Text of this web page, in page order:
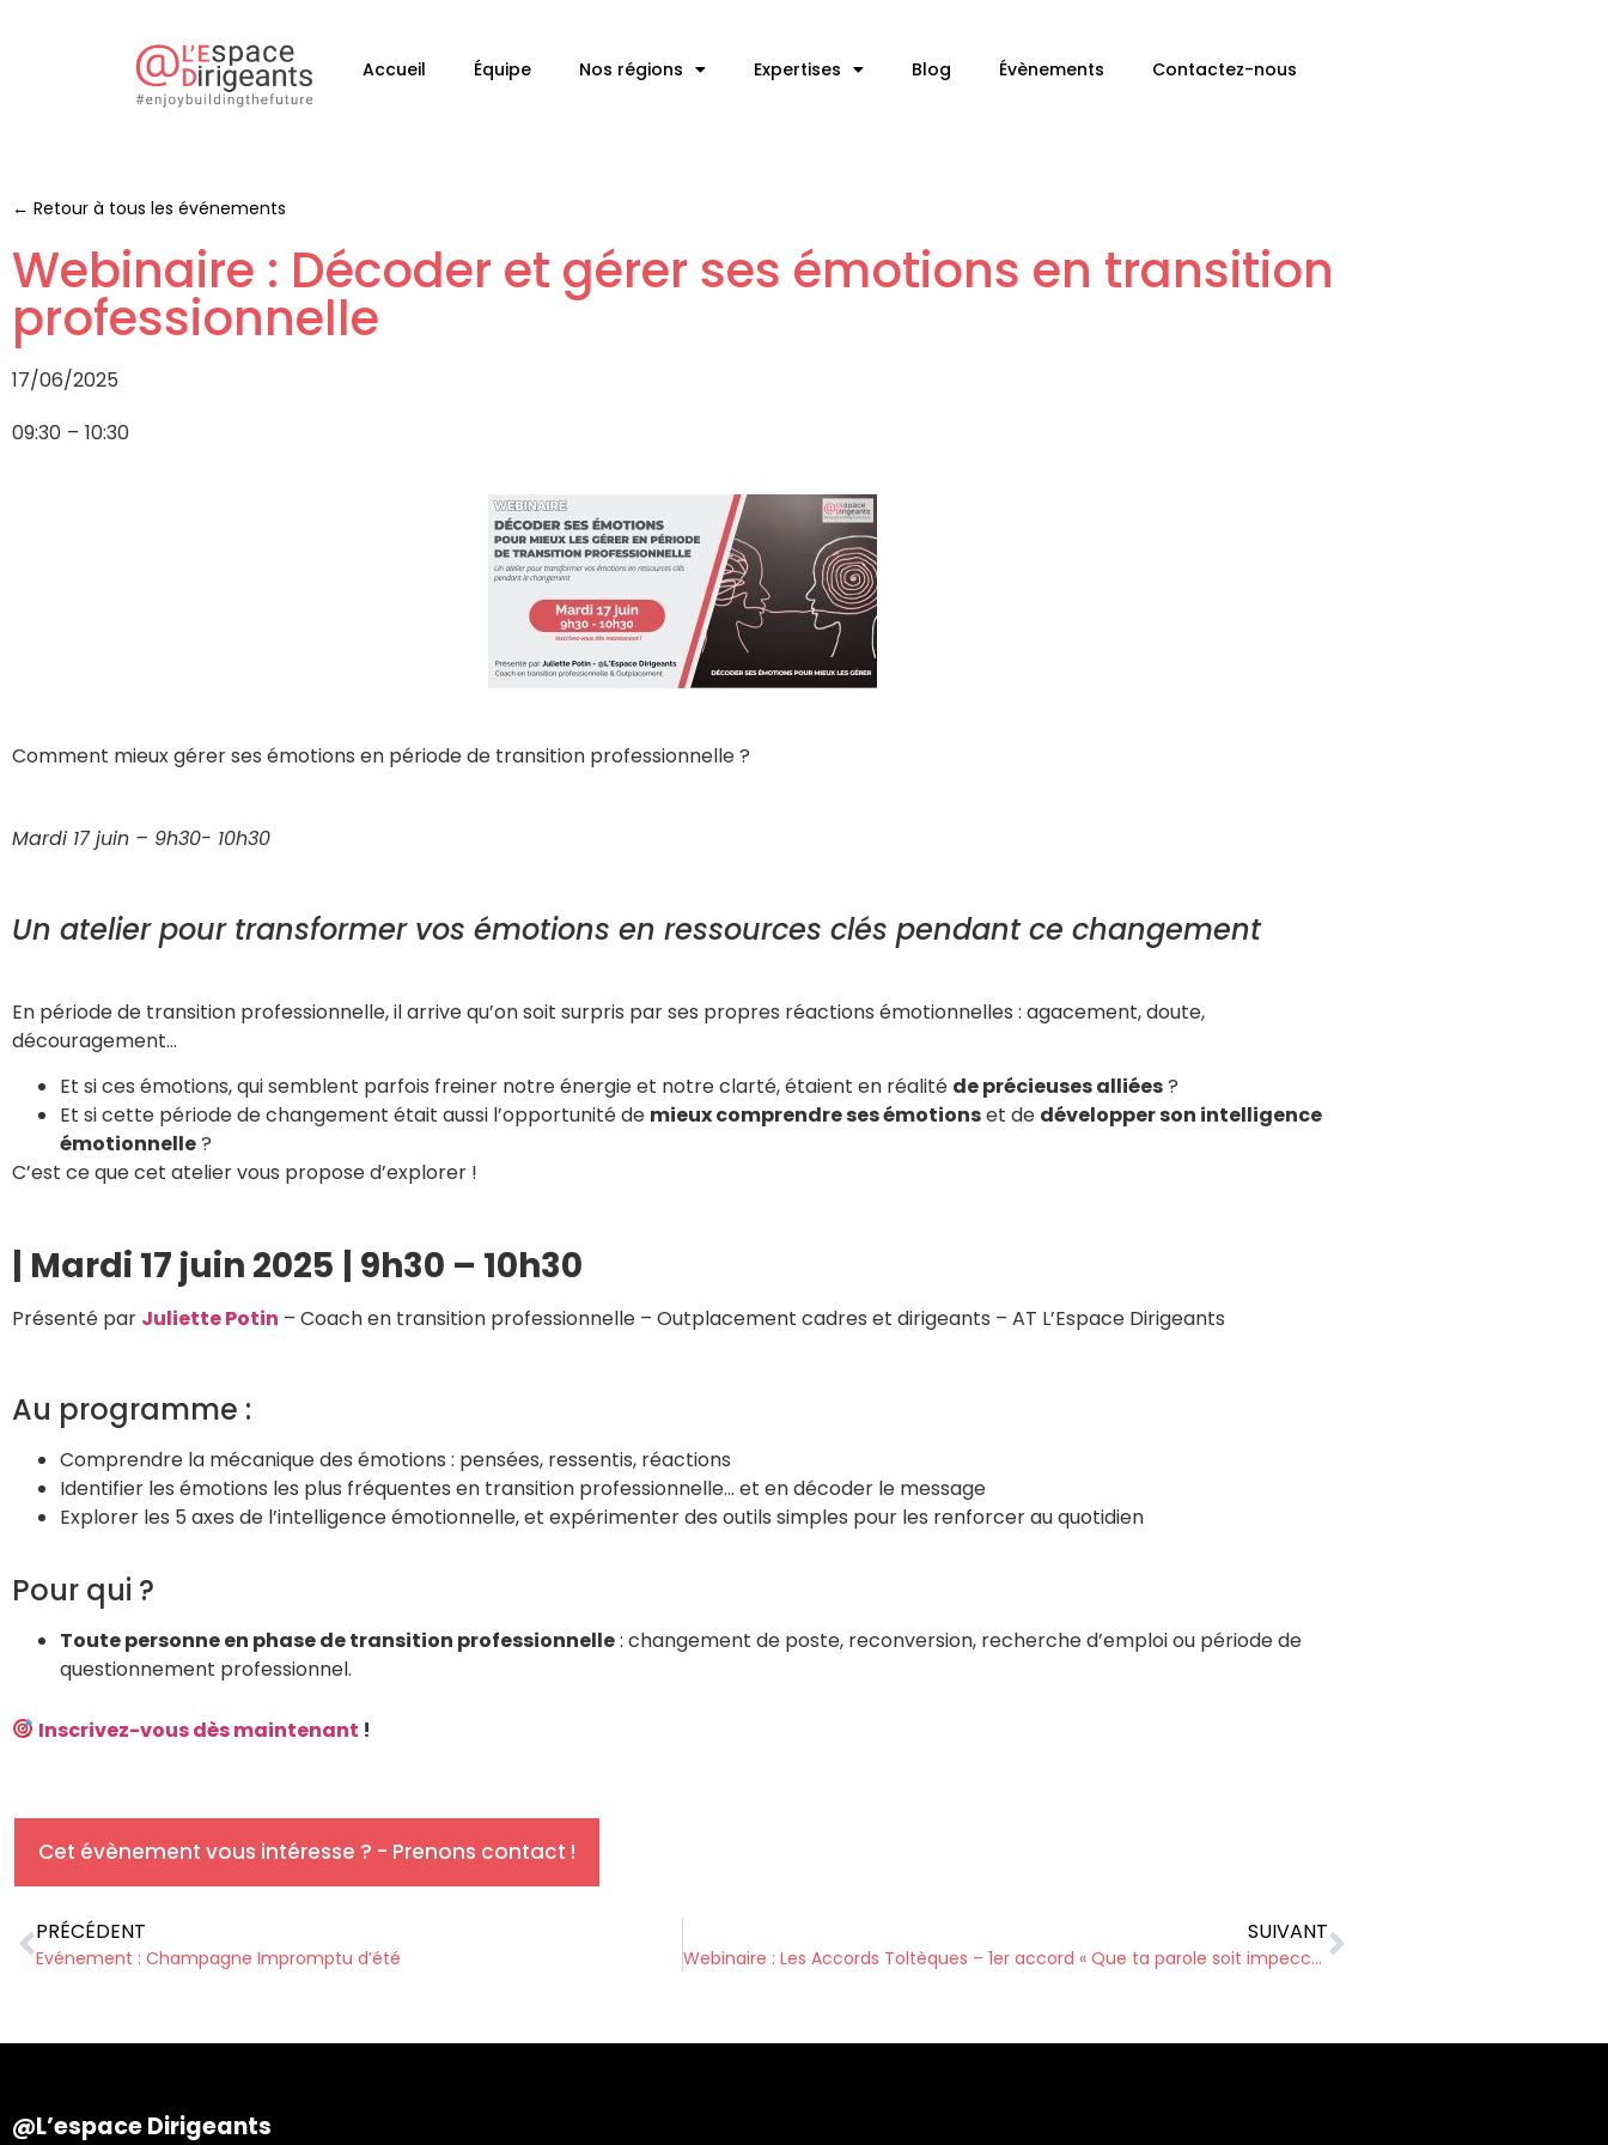
Accueil Équipe Nos régions Expertises Blog Évènements Contactez-nous
← Retour à tous les événements
Webinaire : Décoder et gérer ses émotions en transition
professionnelle
17/06/2025
09:30 – 10:30
Comment mieux gérer ses émotions en période de transition professionnelle ?
Mardi 17 juin – 9h30- 10h30
Un atelier pour transformer vos émotions en ressources clés pendant ce changement
En période de transition professionnelle, il arrive qu’on soit surpris par ses propres réactions émotionnelles : agacement, doute,
découragement…
Et si ces émotions, qui semblent parfois freiner notre énergie et notre clarté, étaient en réalité de précieuses alliées?
Et si cette période de changement était aussi l’opportunité de mieux comprendre ses émotionset de développer son intelligence
émotionnelle?
C’est ce que cet atelier vous propose d’explorer !
| Mardi 17 juin 2025 9h30 – 10h30
Présenté par Juliette Potin – Coach en transition professionnelle – Outplacement cadres et dirigeants – AT L’Espace Dirigeants
Au programme :
Comprendre la mécanique des émotions : pensées, ressentis, réactions
Identifier les émotions les plus fréquentes en transition professionnelle… et en décoder le message
Explorer les 5 axes de l’intelligence émotionnelle, et expérimenter des outils simples pour les renforcer au quotidien
Pour qui ?
Toute personne en phase de transition professionnelle: changement de poste, reconversion, recherche d’emploi ou période de
questionnement professionnel.
Inscrivez-vous dès maintenant !
Cet évènement vous intéresse ? - Prenons contact !
PRÉCÉDENT
Evénement : Champagne Impromptu d’été
SUIVANT
Webinaire : Les Accords Toltèques – 1er accord « Que ta parole soit impeccable »
@L’espace Dirigeants